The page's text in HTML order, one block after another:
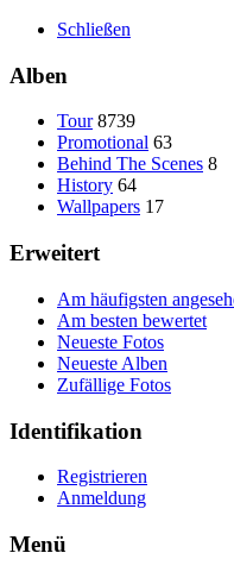
Schließen
Alben
Tour 8739
Promotional 63
Behind The Scenes 8
History 64
Wallpapers 17
Erweitert
Am häufigsten
Am besten bewertet
Neueste Fotos
Neueste Alben
Zufällige Fotos
Identifikation
Registrieren
Anmeldung
Menü